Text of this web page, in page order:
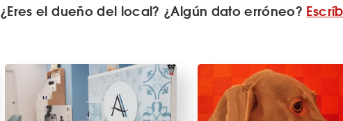
¿Eres el dueño del local? ¿Algún dato erróneo?